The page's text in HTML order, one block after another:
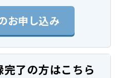
お申し込み
了の方はこちら